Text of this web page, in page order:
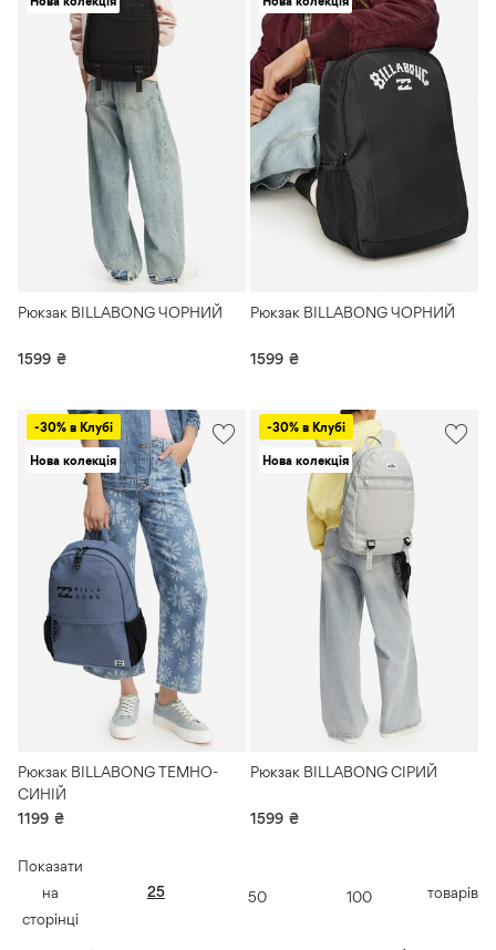
Рюкзак BILLABONG ЧОРНИЙ
1599 ₴
Рюкзак BILLABONG ЧОРНИЙ
1599 ₴
-30% в Клубі
Нова колекція
Рюкзак BILLABONG ТЕМНО-
СИНІЙ
1199 ₴
-30% в Клубі
Нова колекція
Рюкзак BILLABONG СІРИЙ
1599 ₴
Показати
на
сторінці
25 50 100 товарів